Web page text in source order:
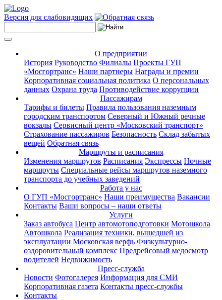
Версия для слабовидящих
О предприятии
История Руководство Филиалы Проекты ГУП
«Мосгортранс» Наши партнеры Награды и премии
Корпоративная социальная политика О персональных
данных Охрана труда Противодействие коррупции
Пассажирам
Тарифы и билеты Правила пользования наземным
городским транспортом Северный и Южный речные
вокзалы Сервисный центр «Московский транспорт»
Страхование пассажиров Безопасность Склад забытых
вещей Обратная связь
Маршруты и расписания
Изменения маршрутов Расписания Экспрессы Ночные
маршруты Специальные рейсы маршрутов наземного
транспорта до учебных заведений
Работа у нас
О ГУП «Мосгортранс» Наши преимущества Вакансии
Контакты Ваши вопросы – наши ответы
Услуги
Заказ автобуса Центр автомотоподготовки Мотошкола
Автошкола Реализация техники, вышедшей из
эксплуатации Московская верфь Физкультурно-
оздоровительный комплекс Предрейсовый медосмотр
водителей Недвижимость
Пресс-служба
Новости Фотогалерея Информация для СМИ
Корпоративная газета Контакты пресс-службы
Контакты